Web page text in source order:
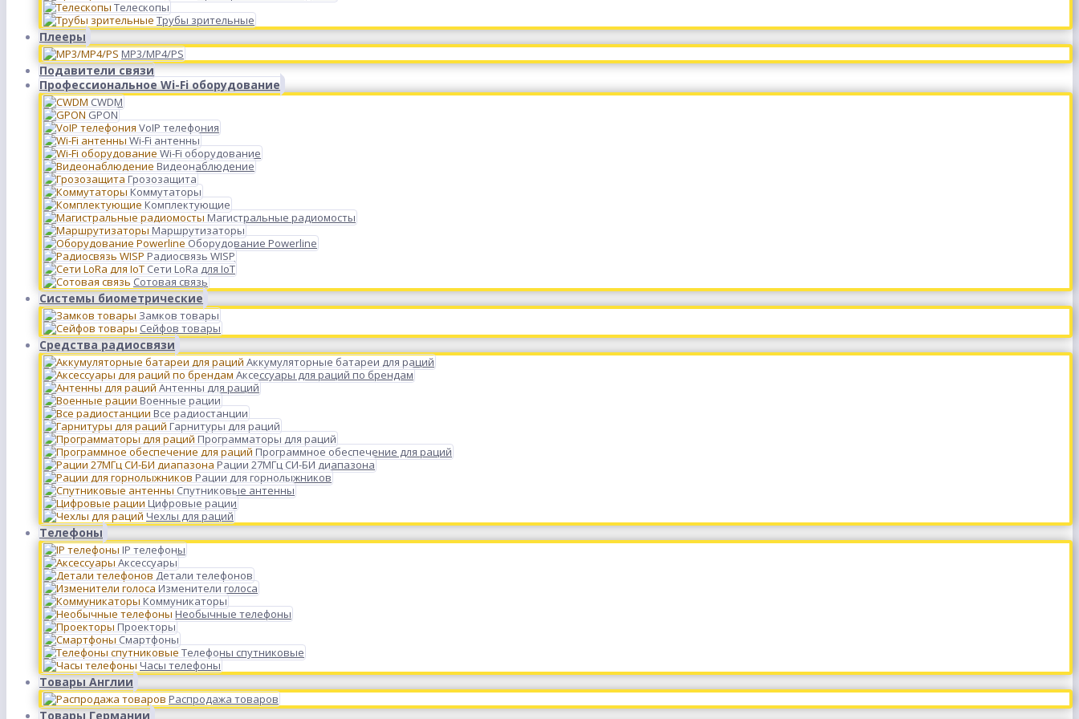
Телескопы
Трубы зрительные
Плееры
MP3/MP4/PS
Подавители связи
Профессиональное Wi-Fi оборудование
CWDM
GPON
VoIP телефония
Wi-Fi антенны
Wi-Fi оборудование
Видеонаблюдение
Грозозащита
Коммутаторы
Комплектующие
Магистральные радиомосты
Маршрутизаторы
Оборудование Powerline
Радиосвязь WISP
Сети LoRa для IoT
Сотовая связь
Системы биометрические
Замков товары
Сейфов товары
Средства радиосвязи
Аккумуляторные батареи для раций
Аксессуары для раций по брендам
Антенны для раций
Военные рации
Все радиостанции
Гарнитуры для раций
Программаторы для раций
Программное обеспечение для раций
Рации 27МГц СИ-БИ диапазона
Рации для горнолыжников
Спутниковые антенны
Цифровые рации
Чехлы для раций
Телефоны
IP телефоны
Аксессуары
Детали телефонов
Изменители голоса
Коммуникаторы
Необычные телефоны
Проекторы
Смартфоны
Телефоны спутниковые
Часы телефоны
Товары Англии
Распродажа товаров
Товары Германии